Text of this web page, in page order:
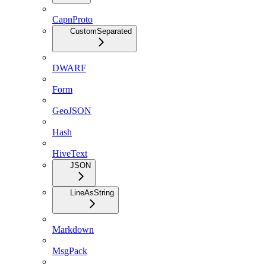
CapnProto
CustomSeparated
DWARF
Form
GeoJSON
Hash
HiveText
JSON
LineAsString
Markdown
MsgPack